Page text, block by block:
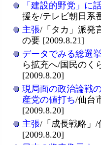
「建設的野党」に
援を/テレビ朝日系
主張/「タカ」派発
の要 [2009.8.21]
データでみる総選
ら拡充へ/国民のく
[2009.8.20]
現局面の政治論戦
産党の値打ち/仙台
[2009.8.20]
主張/「成長戦略」/
[2009.8.20]